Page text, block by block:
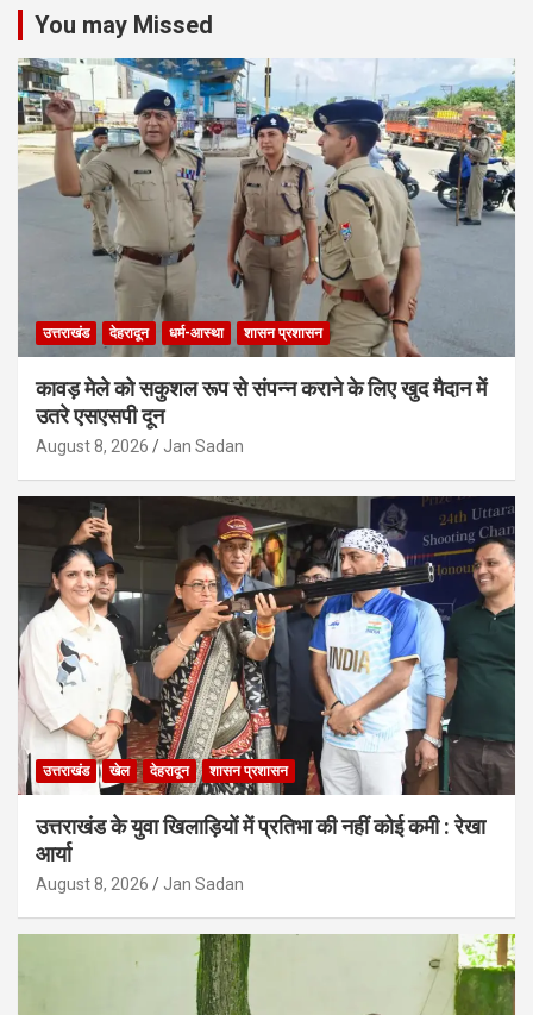
You may Missed
उत्तराखंड देहरादून धर्म-आस्था शासन प्रशासन
कावड़ मेले को सकुशल रूप से संपन्न कराने के लिए खुद मैदान में
उतरे एसएसपी दून
August 8, 2026 Jan Sadan
उत्तराखंड खेल देहरादून शासन प्रशासन
उत्तराखंड के युवा खिलाड़ियों में प्रतिभा की नहीं कोई कमी : रेखा
आर्या
August 8, 2026 Jan Sadan